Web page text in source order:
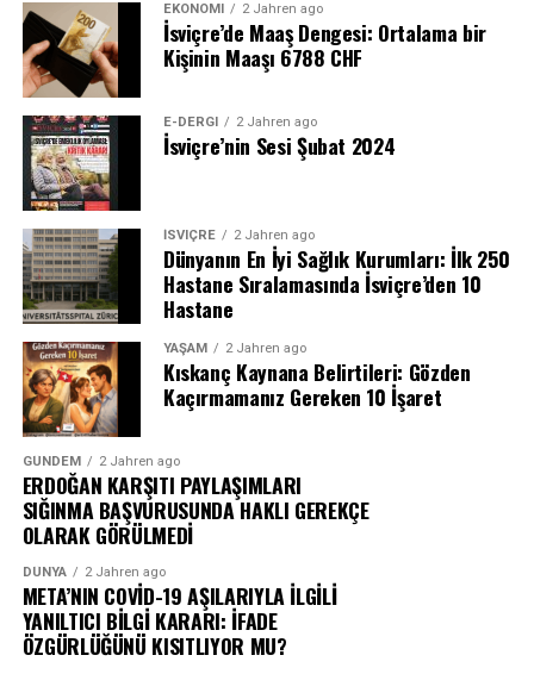
EKONOMI 2 Jahren ago
İsviçre’de Maaş Dengesi: Ortalama bir
Kişinin Maaşı 6788 CHF
E-DERGI 2 Jahren ago
İsviçre’nin Sesi Şubat 2024
İSVIÇRE 2 Jahren ago
Dünyanın En İyi Sağlık Kurumları: İlk 250
Hastane Sıralamasında İsviçre’den 10
Hastane
YAŞAM 2 Jahren ago
Kıskanç Kaynana Belirtileri: Gözden
Kaçırmamanız Gereken 10 İşaret
GÜNDEM 2 Jahren ago
ERDOĞAN KARŞITI PAYLAŞIMLARI
SIĞINMA BAŞVURUSUNDA HAKLI GEREKÇE
OLARAK GÖRÜLMEDİ
DÜNYA 2 Jahren ago
META’NIN COVİD-19 AŞILARIYLA İLGİLİ
YANILTICI BİLGİ KARARI: İFADE
ÖZGÜRLÜĞÜNÜ KISITLIYOR MU?